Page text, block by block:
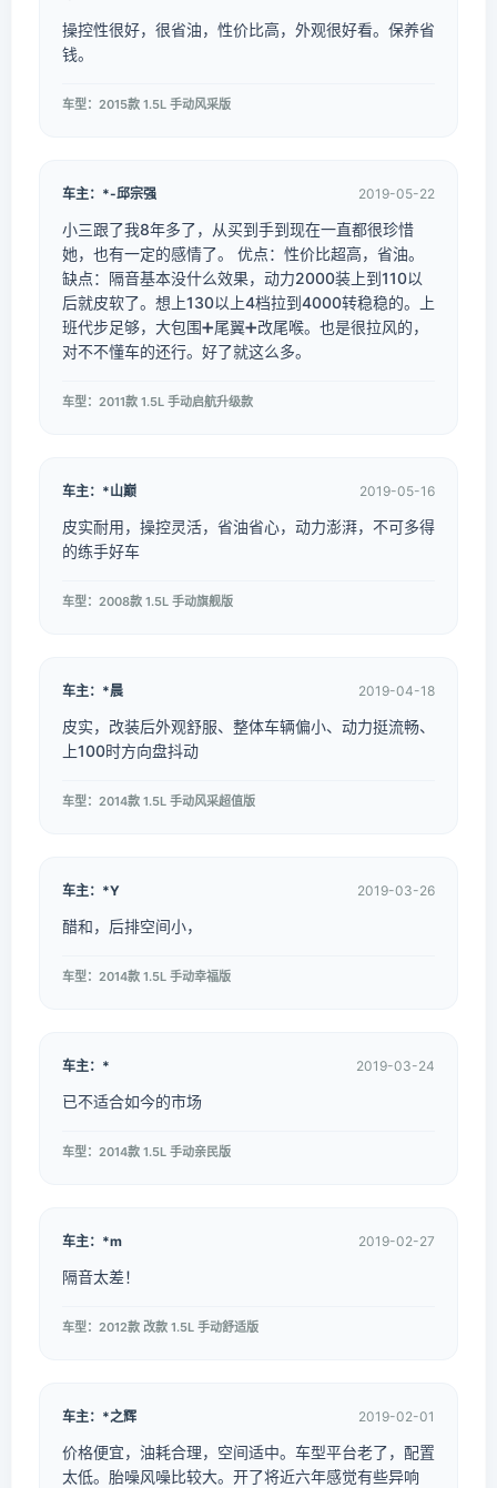
操控性很好，很省油，性价比高，外观很好看。保养省
钱。
车型：2015款 1.5L 手动风采版
车主：*-邱宗强 2019-05-22
小三跟了我8年多了，从买到手到现在一直都很珍惜
她，也有一定的感情了。 优点：性价比超高，省油。
缺点：隔音基本没什么效果，动力2000装上到110以
后就皮软了。想上130以上4档拉到4000转稳稳的。上
班代步足够，大包围➕尾翼➕改尾喉。也是很拉风的，
对不不懂车的还行。好了就这么多。
车型：2011款 1.5L 手动启航升级款
车主：*山巅 2019-05-16
皮实耐用，操控灵活，省油省心，动力澎湃，不可多得
的练手好车
车型：2008款 1.5L 手动旗舰版
车主：*晨 2019-04-18
皮实，改装后外观舒服、整体车辆偏小、动力挺流畅、
上100时方向盘抖动
车型：2014款 1.5L 手动风采超值版
车主：*Y 2019-03-26
醋和，后排空间小，
车型：2014款 1.5L 手动幸福版
车主：* 2019-03-24
已不适合如今的市场
车型：2014款 1.5L 手动亲民版
车主：*m 2019-02-27
隔音太差！
车型：2012款 改款 1.5L 手动舒适版
车主：*之辉 2019-02-01
价格便宜，油耗合理，空间适中。车型平台老了，配置
太低。胎噪风噪比较大。开了将近六年感觉有些异响